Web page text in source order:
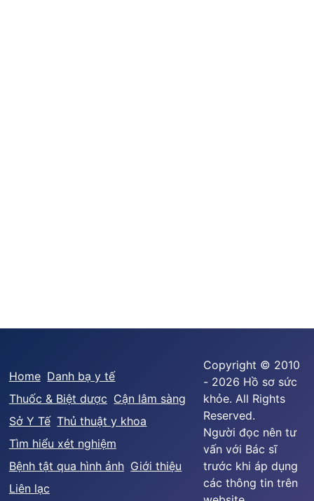
Home Danh bạ y tế
Thuốc & Biệt dược Cận lâm sàng
Sở Y Tế Thủ thuật y khoa
Tìm hiểu xét nghiệm
Bệnh tật qua hình ảnh Giới thiệu
Liên lạc
Copyright © 2010
- 2026 Hồ sơ sức
khỏe. All Rights
Reserved.
Người đọc nên tư
vấn với Bác sĩ
trước khi áp dụng
các thông tin trên